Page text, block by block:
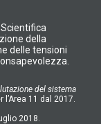
della
delle tensioni
del sistema
l’Area 11 dal 2017.
2018.